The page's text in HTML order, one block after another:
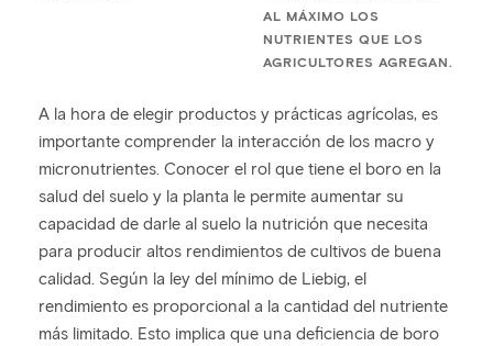
AL MÁXIMO LOS
NUTRIENTES QUE LOS
AGRICULTORES AGREGAN.
A la hora de elegir productos y prácticas agrícolas, es
importante comprender la interacción de los macro y
micronutrientes. Conocer el rol que tiene el boro en la
salud del suelo y la planta le permite aumentar su
capacidad de darle al suelo la nutrición que necesita
para producir altos rendimientos de cultivos de buena
calidad. Según la ley del mínimo de Liebig, el
rendimiento es proporcional a la cantidad del nutriente
más limitado. Esto implica que una deficiencia de boro